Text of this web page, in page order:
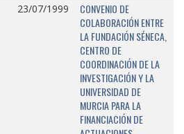
23/07/1999
CONVENIO DE
COLABORACIÓN ENTRE
LA FUNDACIÓN SÉNECA,
CENTRO DE
COORDINACIÓN DE LA
INVESTIGACIÓN Y LA
UNIVERSIDAD DE
MURCIA PARA LA
FINANCIACIÓN DE